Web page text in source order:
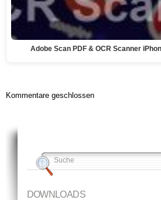
Adobe Scan PDF & OCR Scanner
Kommentare geschlossen
DOWNLOADS